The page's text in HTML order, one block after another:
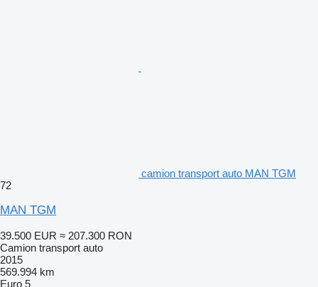
camion transport auto MAN TGM
72
MAN TGM
39.500 EUR ≈ 207.300 RON
Camion transport auto
2015
569.994 km
Euro 5